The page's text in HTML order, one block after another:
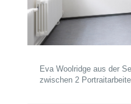
Eva Woolridge aus der
zwischen 2